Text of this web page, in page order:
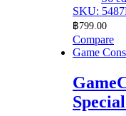
SKU:
฿799.00
Compare
Game